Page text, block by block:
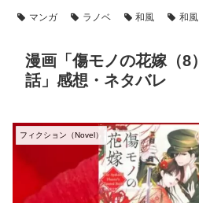
マンガ ラノベ 和風 和
漫画「傷モノの花嫁（8
話」感想・ネタバレ
フィクション（Novel）